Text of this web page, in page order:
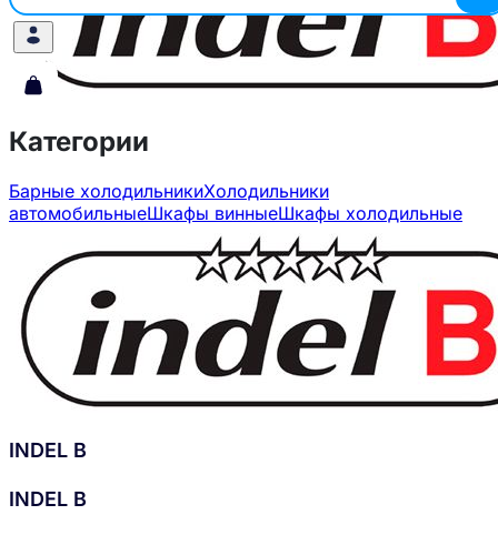
Категории
Барные холодильникиХолодильники
автомобильныеШкафы винныеШкафы холодильные
INDEL B
INDEL B